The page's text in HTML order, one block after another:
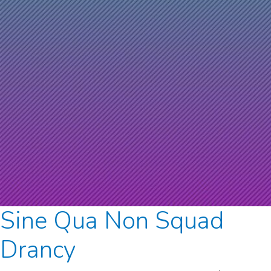
Sine Qua Non Squad
Drancy